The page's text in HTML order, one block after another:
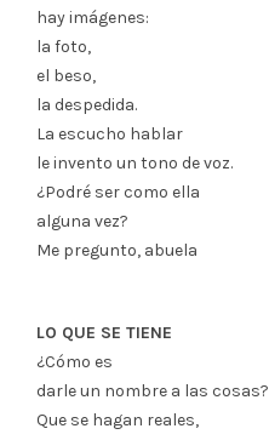
hay imágenes:
la foto,
el beso,
la despedida.
La escucho hablar
le invento un tono de voz.
¿Podré ser como ella
alguna vez?
Me pregunto, abuela
LO QUE SE TIENE
¿Cómo es
darle un nombre a las cosas?
Que se hagan reales,